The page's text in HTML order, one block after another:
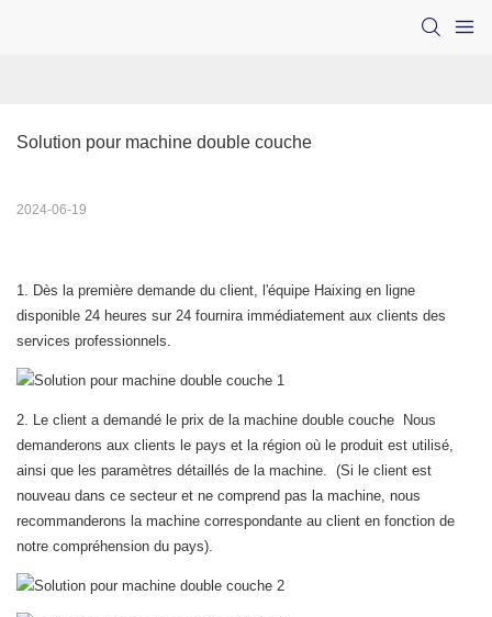
Solution pour machine double couche
2024-06-19
1. Dès la première demande du client, l'équipe Haixing en ligne
disponible 24 heures sur 24 fournira immédiatement aux clients des
services professionnels.
2. Le client a demandé le prix de la machine double couche Nous
demanderons aux clients le pays et la région où le produit est utilisé,
ainsi que les paramètres détaillés de la machine. (Si le client est
nouveau dans ce secteur et ne comprend pas la machine, nous
recommanderons la machine correspondante au client en fonction de
notre compréhension du pays).